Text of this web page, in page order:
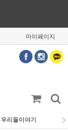
마이페이지
우리들이야기